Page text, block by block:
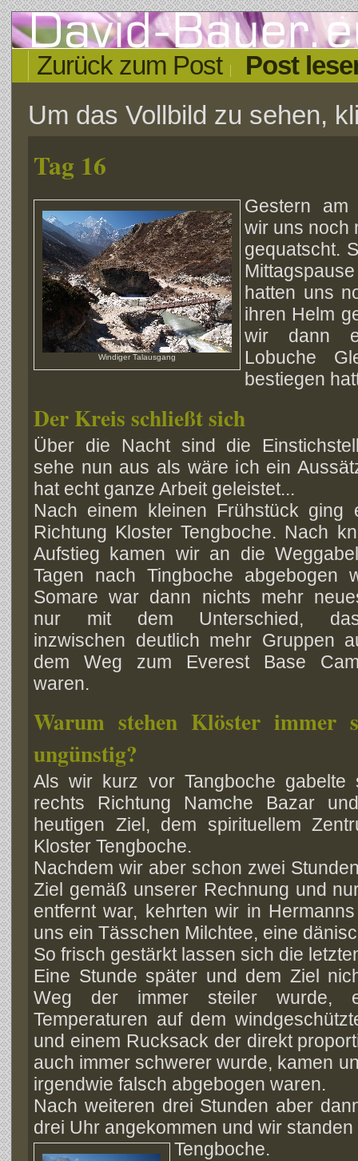
Zurück zum Post
Post
Um das Vollbild zu sehen,
Tag 16
Gestern
Windiger Talausgang
wir uns noch
gequatscht.
hatten uns
ihren Helm
wir dann
Lobuche
bestiegen
Der Kreis schließt sich
Über die Nacht sind die
sehe nun aus als wäre ich ein
hat echt ganze Arbeit geleistet...
Nach einem kleinen Frühstück
Richtung Kloster Tengboche. Nach
Aufstieg kamen wir an die
Tagen nach Tingboche abgebogen
Somare war dann nichts mehr
nur mit dem Unterschied,
inzwischen deutlich mehr Gruppen
dem Weg zum Everest Base
waren.
Warum stehen Klöster immer
ungünstig?
Als wir kurz vor Tangboche
rechts Richtung Namche Bazar
heutigen Ziel, dem spirituellem
Kloster Tengboche.
Nachdem wir aber schon zwei
Ziel gemäß unserer Rechnung und
entfernt war, kehrten wir in
uns ein Tässchen Milchtee, eine
So frisch gestärkt lassen sich die
Eine Stunde später und dem Ziel
Weg der immer steiler wurde,
Temperaturen auf dem
und einem Rucksack der direkt
auch immer schwerer wurde, kamen
irgendwie falsch abgebogen waren.
Nach weiteren drei Stunden aber
drei Uhr angekommen und wir
Tengboche.